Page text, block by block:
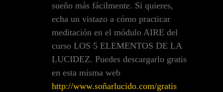
sueño más fácilmente. Si quieres,
echa un vistazo a cómo practicar
meditación en el módulo AIRE del
curso LOS 5 ELEMENTOS DE LA
LUCIDEZ. Puedes descargarlo gratis
en esta misma web
http://www.soñarlucido.com/gratis